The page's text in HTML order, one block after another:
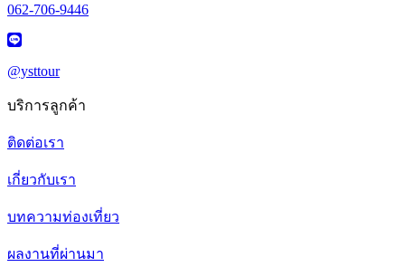
062-706-9446
@ysttour
บริการลูกค้า
ติดต่อเรา
เกี่ยวกับเรา
บทความท่องเที่ยว
ผลงานที่ผ่านมา